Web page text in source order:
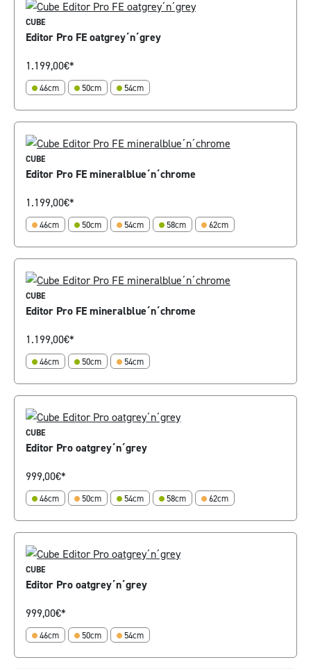
CUBE
Editor Pro FE oatgrey´n´grey
1.199,00€*
46cm 50cm 54cm
CUBE
Editor Pro FE mineralblue´n´chrome
1.199,00€*
46cm 50cm 54cm 58cm 62cm
CUBE
Editor Pro FE mineralblue´n´chrome
1.199,00€*
46cm 50cm 54cm
CUBE
Editor Pro oatgrey´n´grey
999,00€*
46cm 50cm 54cm 58cm 62cm
CUBE
Editor Pro oatgrey´n´grey
999,00€*
46cm 50cm 54cm